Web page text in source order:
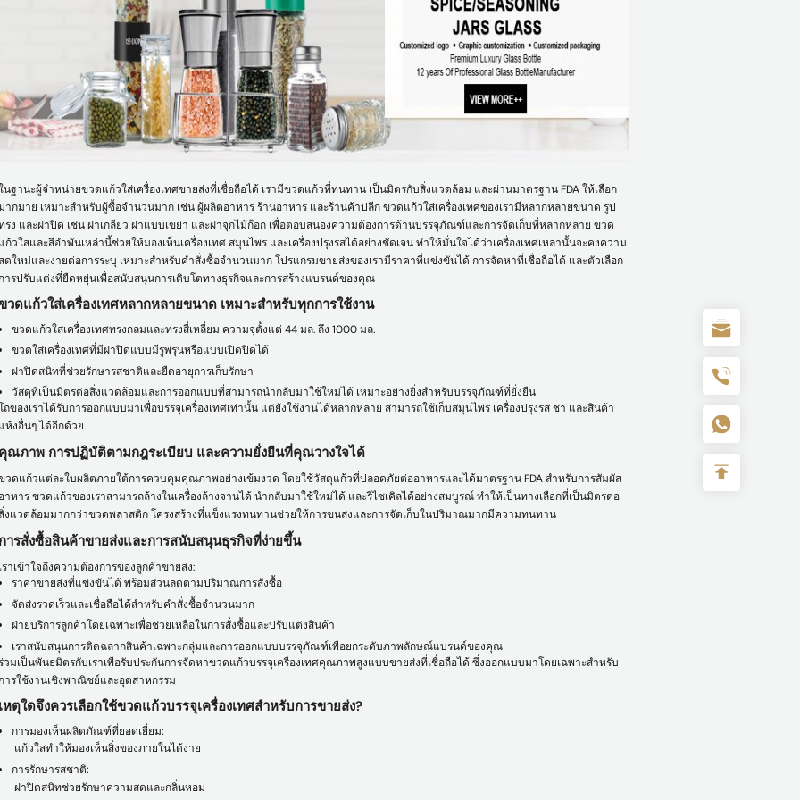
เรียนรู้เพิ่มเติม
นฐานะผู้จำหน่ายขวดแก้วใส่เครื่องเทศขายส่งที่เชื่อถือได้ เรามีขวดแก้วที่ทนทาน เป็นมิตรกับสิ่งแวดล้อม และผ่านมาตรฐาน FDA ให้เลือก
ากมาย เหมาะสำหรับผู้ซื้อจำนวนมาก เช่น ผู้ผลิตอาหาร ร้านอาหาร และร้านค้าปลีก ขวดแก้วใส่เครื่องเทศของเรามีหลากหลายขนาด รูป
รง และฝาปิด เช่น ฝาเกลียว ฝาแบบเขย่า และฝาจุกไม้ก๊อก เพื่อตอบสนองความต้องการด้านบรรจุภัณฑ์และการจัดเก็บที่หลากหลาย ขวด
แก้วใสและสีอำพันเหล่านี้ช่วยให้มองเห็นเครื่องเทศ สมุนไพร และเครื่องปรุงรสได้อย่างชัดเจน ทำให้มั่นใจได้ว่าเครื่องเทศเหล่านั้นจะคงความ
ดใหม่และง่ายต่อการระบุ เหมาะสำหรับคำสั่งซื้อจำนวนมาก โปรแกรมขายส่งของเรามีราคาที่แข่งขันได้ การจัดหาที่เชื่อถือได้ และตัวเลือก
การปรับแต่งที่ยืดหยุ่นเพื่อสนับสนุนการเติบโตทางธุรกิจและการสร้างแบรนด์ของคุณ
วดแก้วใส่เครื่องเทศหลากหลายขนาด เหมาะสำหรับทุกการใช้งาน
ขวดแก้วใส่เครื่องเทศทรงกลมและทรงสี่เหลี่ยม ความจุตั้งแต่ 44 มล. ถึง 1000 มล.
ขวดใส่เครื่องเทศที่มีฝาปิดแบบมีรูพรุนหรือแบบเปิดปิดได้
ฝาปิดสนิทที่ช่วยรักษารสชาติและยืดอายุการเก็บรักษา
วัสดุที่เป็นมิตรต่อสิ่งแวดล้อมและการออกแบบที่สามารถนำกลับมาใช้ใหม่ได้ เหมาะอย่างยิ่งสำหรับบรรจุภัณฑ์ที่ยั่งยืน
ถของเราได้รับการออกแบบมาเพื่อบรรจุเครื่องเทศเท่านั้น แต่ยังใช้งานได้หลากหลาย สามารถใช้เก็บสมุนไพร เครื่องปรุงรส ชา และสินค้า
แห้งอื่นๆ ได้อีกด้วย
คุณภาพ การปฏิบัติตามกฎระเบียบ และความยั่งยืนที่คุณวางใจได้
วดแก้วแต่ละใบผลิตภายใต้การควบคุมคุณภาพอย่างเข้มงวด โดยใช้วัสดุแก้วที่ปลอดภัยต่ออาหารและได้มาตรฐาน FDA สำหรับการสัมผัส
อาหาร ขวดแก้วของเราสามารถล้างในเครื่องล้างจานได้ นำกลับมาใช้ใหม่ได้ และรีไซเคิลได้อย่างสมบูรณ์ ทำให้เป็นทางเลือกที่เป็นมิตรต่อ
งแวดล้อมมากกว่าขวดพลาสติก โครงสร้างที่แข็งแรงทนทานช่วยให้การขนส่งและการจัดเก็บในปริมาณมากมีความทนทาน
การสั่งซื้อสินค้าขายส่งและการสนับสนุนธุรกิจที่ง่ายขึ้น
เราเข้าใจถึงความต้องการของลูกค้าขายส่ง:
ราคาขายส่งที่แข่งขันได้ พร้อมส่วนลดตามปริมาณการสั่งซื้อ
จัดส่งรวดเร็วและเชื่อถือได้สำหรับคำสั่งซื้อจำนวนมาก
ฝ่ายบริการลูกค้าโดยเฉพาะเพื่อช่วยเหลือในการสั่งซื้อและปรับแต่งสินค้า
เราสนับสนุนการติดฉลากสินค้าเฉพาะกลุ่มและการออกแบบบรรจุภัณฑ์เพื่อยกระดับภาพลักษณ์แบรนด์ของคุณ
วมเป็นพันธมิตรกับเราเพื่อรับประกันการจัดหาขวดแก้วบรรจุเครื่องเทศคุณภาพสูงแบบขายส่งที่เชื่อถือได้ ซึ่งออกแบบมาโดยเฉพาะสำหรับ
การใช้งานเชิงพาณิชย์และอุตสาหกรรม
เหตุใดจึงควรเลือกใช้ขวดแก้วบรรจุเครื่องเทศสำหรับการขายส่ง?
การมองเห็นผลิตภัณฑ์ที่ยอดเยี่ยม:
แก้วใสทำให้มองเห็นสิ่งของภายในได้ง่าย
การรักษารสชาติ:
ฝาปิดสนิทช่วยรักษาความสดและกลิ่นหอม